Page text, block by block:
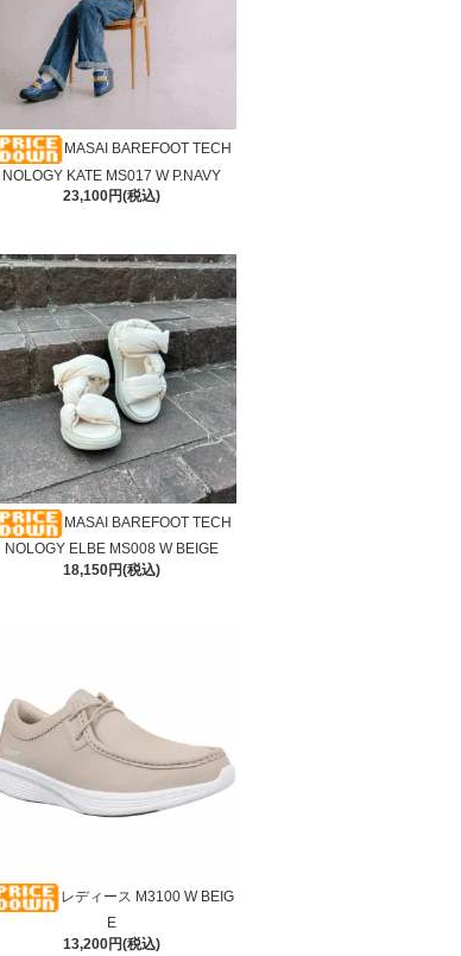
MASAI BAREFOOT TECH
NOLOGY KATE MS017 W P.NAVY
23,100円(税込)
MASAI BAREFOOT TECH
NOLOGY ELBE MS008 W BEIGE
18,150円(税込)
レディース M3100 W BEIG
E
13,200円(税込)